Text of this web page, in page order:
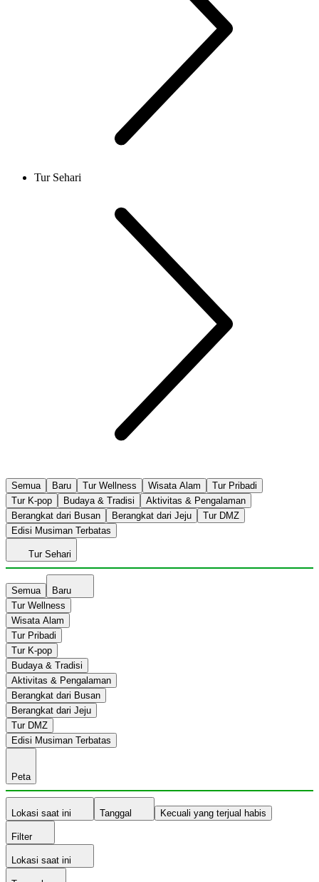
Tur Sehari
Semua Baru Tur Wellness Wisata Alam
Tur Pribadi
Tur K-pop
Budaya & Tradisi
Aktivitas & Pengalaman
Berangkat dari Busan
Berangkat dari Jeju
Tur DMZ
Edisi Musiman Terbatas
Tur Sehari
Semua
Baru
Tur Wellness
Wisata Alam
Tur Pribadi
Tur K-pop
Budaya & Tradisi
Aktivitas & Pengalaman
Berangkat dari Busan
Berangkat dari Jeju
Tur DMZ
Edisi Musiman Terbatas
Peta
Lokasi saat ini Tanggal Kecuali yang terjual habis
Filter
Lokasi saat ini